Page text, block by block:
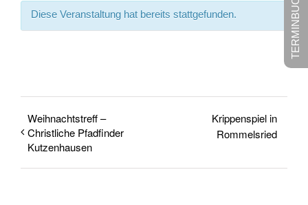
Diese Veranstaltung hat bereits stattgefunden.
Weihnachtstreff –
Christliche Pfadfinder
Kutzenhausen
Krippenspiel in
Rommelsried